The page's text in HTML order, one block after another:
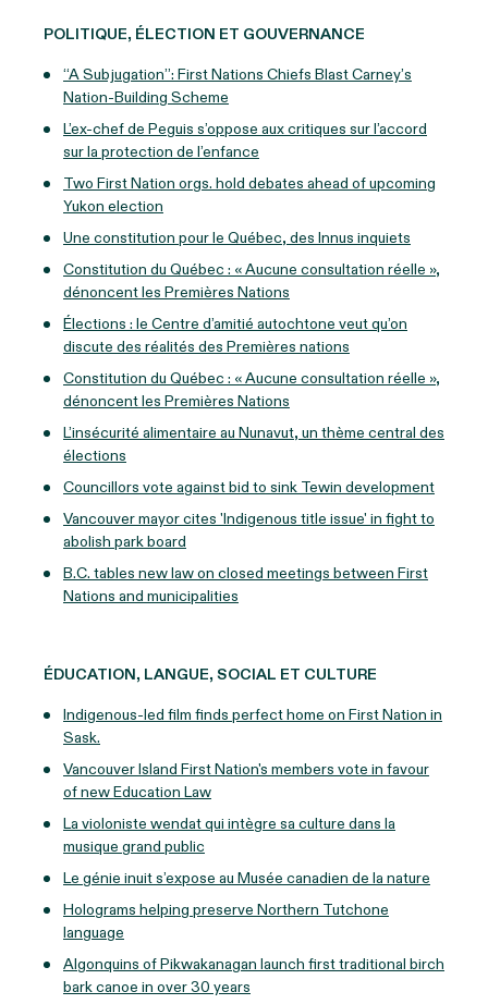
POLITIQUE, ÉLECTION ET GOUVERNANCE
“A Subjugation”: First Nations Chiefs Blast Carney’s
Nation-Building Scheme
L’ex-chef de Peguis s’oppose aux critiques sur l’accord
sur la protection de l’enfance
Two First Nation orgs. hold debates ahead of upcoming
Yukon election
Une constitution pour le Québec, des Innus inquiets
Constitution du Québec : « Aucune consultation réelle »,
dénoncent les Premières Nations
Élections : le Centre d’amitié autochtone veut qu’on
discute des réalités des Premières nations
Constitution du Québec : « Aucune consultation réelle »,
dénoncent les Premières Nations
L’insécurité alimentaire au Nunavut, un thème central des
élections
Councillors vote against bid to sink Tewin development
Vancouver mayor cites 'Indigenous title issue' in fight to
abolish park board
B.C. tables new law on closed meetings between First
Nations and municipalities
ÉDUCATION, LANGUE, SOCIAL ET CULTURE
Indigenous-led film finds perfect home on First Nation in
Sask.
Vancouver Island First Nation's members vote in favour
of new Education Law
La violoniste wendat qui intègre sa culture dans la
musique grand public
Le génie inuit s’expose au Musée canadien de la nature
Holograms helping preserve Northern Tutchone
language
Algonquins of Pikwakanagan launch first traditional birch
bark canoe in over 30 years